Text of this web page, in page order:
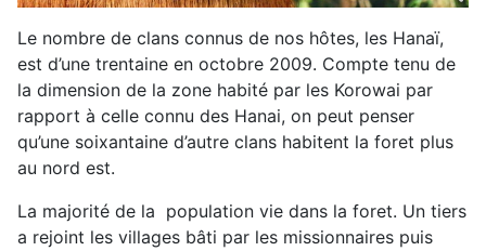
Le nombre de clans connus de nos hôtes, les Hanaï,
est d’une trentaine en octobre 2009. Compte tenu de
la dimension de la zone habité par les Korowai par
rapport à celle connu des Hanai, on peut penser
qu’une soixantaine d’autre clans habitent la foret plus
au nord est.
La majorité de la population vie dans la foret. Un tiers
a rejoint les villages bâti par les missionnaires puis